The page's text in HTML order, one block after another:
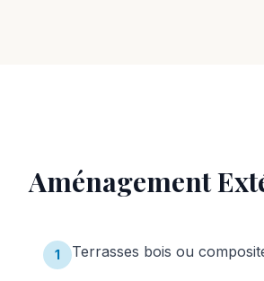
Aménagement
1 Terrasses bois ou